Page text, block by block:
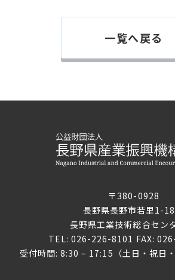
一覧へ戻る
〒380-0928
長野県長野市若里1-
長野県工業技術総合セン
TEL: 026-226-8101 FAX:
受付時間: 8:30 – 17:15（土日・祝日